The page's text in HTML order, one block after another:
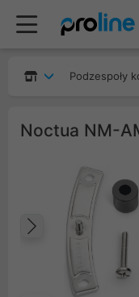
Podzespoły
Noctua NM-
Poprzedni